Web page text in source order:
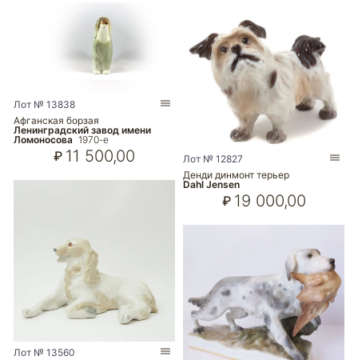
Лот № 13838
Афганская борзая
Ленинградский завод имени
Ломоносова 1970-е
₽ 11 500,00
Лот № 13560
Лот № 12827
Денди динмонт терьер
Dahl Jensen
₽ 19 000,00